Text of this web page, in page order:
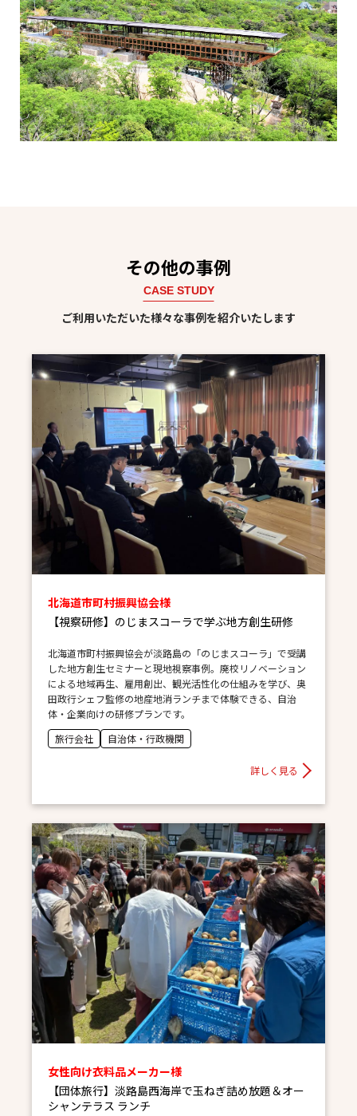
その他の事例
CASE STUDY
ご利用いただいた様々な事例を紹介いたします
北海道市町村振興協会様
【視察研修】のじまスコーラで学ぶ地方創生研修
北海道市町村振興協会が淡路島の「のじまスコーラ」で受講
した地方創生セミナーと現地視察事例。廃校リノベーション
による地域再生、雇用創出、観光活性化の仕組みを学び、奥
田政行シェフ監修の地産地消ランチまで体験できる、自治
体・企業向けの研修プランです。
旅行会社
自治体・行政機関
詳しく見る
女性向け衣料品メーカー様
【団体旅行】淡路島西海岸で玉ねぎ詰め放題＆オー
シャンテラス ランチ